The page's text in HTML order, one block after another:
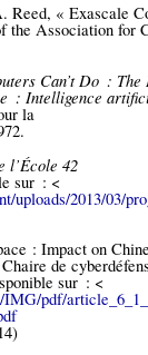
Reed, « Exascale
the Association for
Can’t Do :
: Intelligence
la
l’École 42
sur : <
uploads/2013/03/
: Impact on
de
sur : <
pdf/